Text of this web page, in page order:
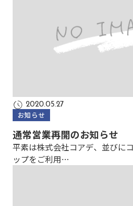
2020.05.27
お知らせ
通常営業再開のお知らせ
平素は株式会社コアデ、並びに
ップをご利用…